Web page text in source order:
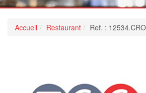
Accueil Restaurant Ref. :